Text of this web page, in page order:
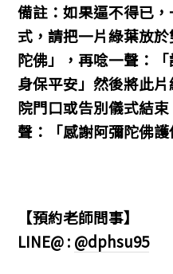
備註：如果逼不得已
式，請把一片綠葉放
陀佛」，再唸一聲：
身保平安」然後將此
院門口或告別儀式結
聲：「感謝阿彌陀佛護
【預約老師問事】
LINE@ : @dphsu95